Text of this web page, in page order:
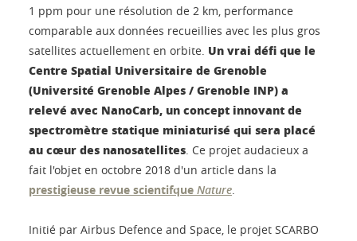
1 ppm pour une résolution de 2 km, performance
comparable aux données recueillies avec les plus gros
satellites actuellement en orbite. Un vrai défi que le
Centre Spatial Universitaire de Grenoble
(Université Grenoble Alpes / Grenoble INP) a
relevé avec NanoCarb, un concept innovant de
spectromètre statique miniaturisé qui sera placé
au cœur des nanosatellites. Ce projet audacieux a
fait l'objet en octobre 2018 d'un article dans la
prestigieuse revue scientifque Nature.
Initié par Airbus Defence and Space, le projet SCARBO